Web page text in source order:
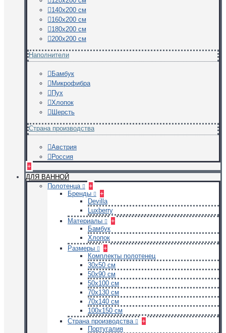
140х200 см
160х200 см
180х200 см
200х200 см
Наполнители
Бамбук
Микрофибра
Пух
Хлопок
Шерсть
Страна производства
Австрия
Россия
+
ДЛЯ ВАННОЙ
Полотенца
+
Бренды
+
Devilla
Luxberry
Материалы
+
Бамбук
Хлопок
Размеры
+
Комплекты полотенец
30х50 см
50х90 см
50х100 см
70х130 см
70х140 см
100х150 см
Страна производства
+
Португалия